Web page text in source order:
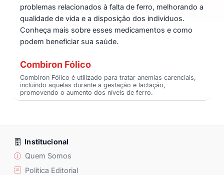
problemas relacionados à falta de ferro, melhorando a
qualidade de vida e a disposição dos indivíduos.
Conheça mais sobre esses medicamentos e como
podem beneficiar sua saúde.
Combiron Fólico
Combiron Fólico é utilizado para tratar anemias carenciais,
incluindo aquelas durante a gestação e lactação,
promovendo o aumento dos níveis de ferro.
Institucional
Quem Somos
Política Editorial